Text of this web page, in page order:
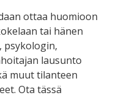
ottaa huomioon
tai hänen
psykologin,
lausunto
muut tilanteen
Ota tässä